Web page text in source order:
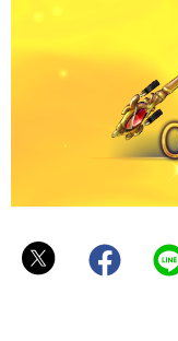
瑠